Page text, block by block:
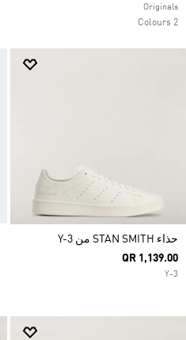
Originals
2 Colours
حذاء STAN SMITH من Y-3
QR 1,139.00
Y-3